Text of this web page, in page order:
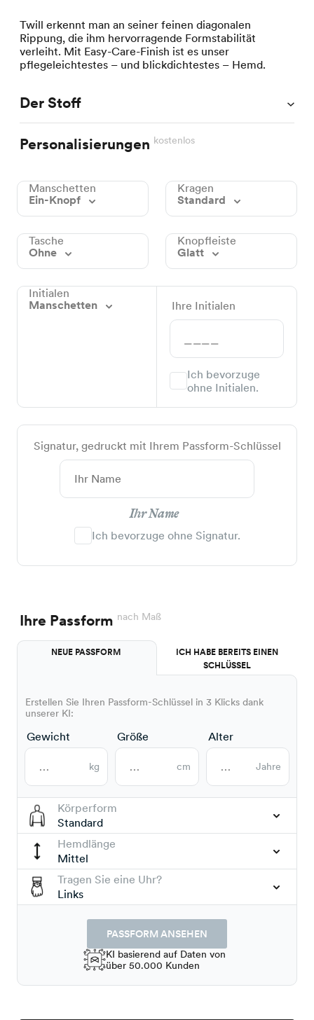
Twill erkennt man an seiner feinen diagonalen
Rippung, die ihm hervorragende Formstabilität
verleiht. Mit Easy-Care-Finish ist es unser
pflegeleichtestes – und blickdichtestes – Hemd.
Der Stoff
Personalisierungen kostenlos
Manschetten
Ein-Knopf
Kragen
Standard
Tasche
Ohne
Knopfleiste
Glatt
Initialen
Manschetten
Ihre Initialen
Ich bevorzuge
ohne Initialen.
Signatur, gedruckt mit Ihrem Passform-Schlüssel
Ihr Name
Ich bevorzuge ohne Signatur.
Ihre Passform nach Maß
NEUE PASSFORM
ICH HABE BEREITS EINEN
SCHLÜSSEL
Erstellen Sie Ihren Passform-Schlüssel in 3 Klicks dank
unserer KI:
Gewicht
kg
Größe
cm
Alter
Jahre
Körperform
Standard
Hemdlänge
Mittel
Tragen Sie eine Uhr?
Links
PASSFORM ANSEHEN
KI basierend auf Daten von
über 50.000 Kunden